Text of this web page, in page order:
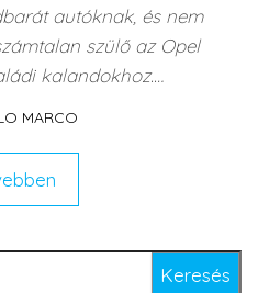
autóknak, és nem
szülő az Opel
kalandokhoz.…
MARCO